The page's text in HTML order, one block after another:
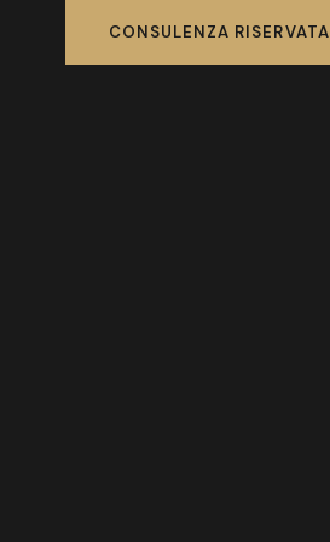
CONSULENZA RISERVATA